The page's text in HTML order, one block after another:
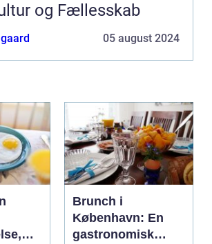
og Fællesskab
05 august 2024
Brunch i
København: En
gastronomisk